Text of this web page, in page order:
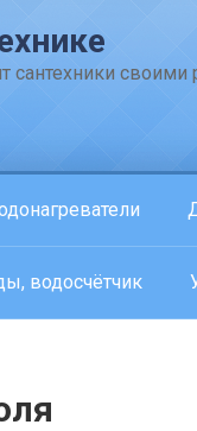
сантехники своими
водосчётчик